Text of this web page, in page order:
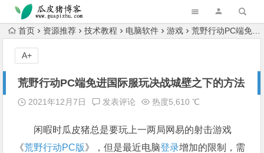
跳转到主内容
首页 资源推荐 技术教程 电脑软件 游戏 荒野行动PC端免进国际服玩决战城壁之下的方法
荒野行动PC端免进国际服玩决战城壁之下的方法
2021年12月7日 发表评论 热度5,610 ℃
闲暇时瓜皮猪总是要玩上一两局网易的射击游戏
《荒野行动PC版》，但是最近电脑登录增加的限制，需
A+